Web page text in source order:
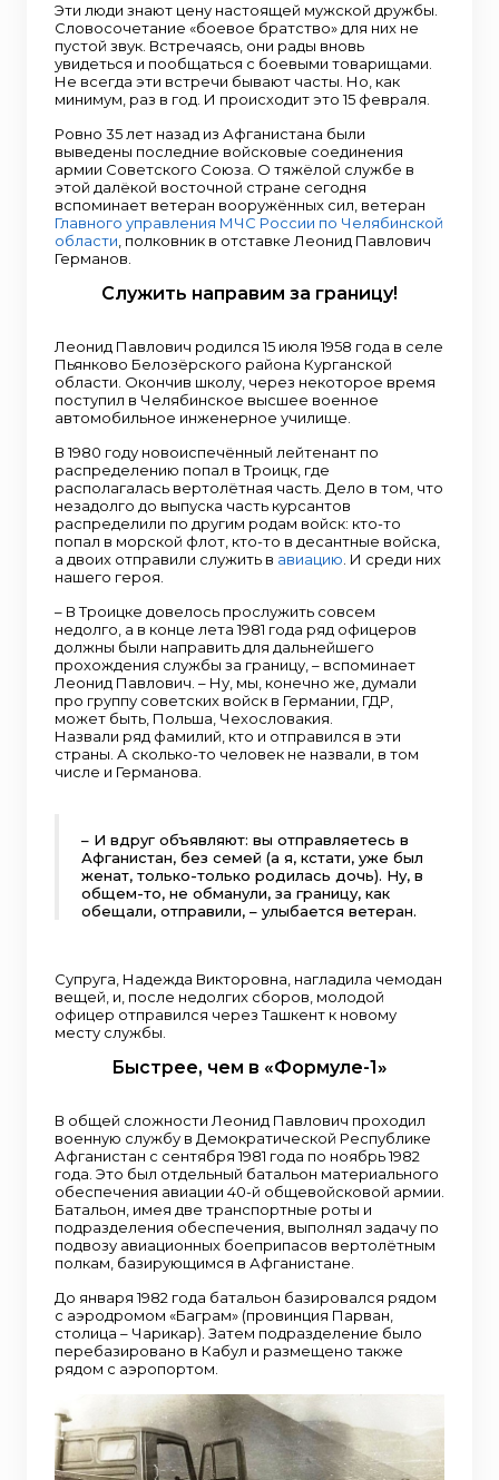
Эти люди знают цену настоящей мужской дружбы.
Словосочетание «боевое братство» для них не
пустой звук. Встречаясь, они рады вновь
увидеться и пообщаться с боевыми товарищами.
Не всегда эти встречи бывают часты. Но, как
минимум, раз в год. И происходит это 15 февраля.
Ровно 35 лет назад из Афганистана были
выведены последние войсковые соединения
армии Советского Союза. О тяжёлой службе в
этой далёкой восточной стране сегодня
вспоминает ветеран вооружённых сил, ветеран
Главного управления МЧС России по Челябинской
области, полковник в отставке Леонид Павлович
Германов.
Служить направим за границу!
Леонид Павлович родился 15 июля 1958 года в селе
Пьянково Белозёрского района Курганской
области. Окончив школу, через некоторое время
поступил в Челябинское высшее военное
автомобильное инженерное училище.
В 1980 году новоиспечённый лейтенант по
распределению попал в Троицк, где
располагалась вертолётная часть. Дело в том, что
незадолго до выпуска часть курсантов
распределили по другим родам войск: кто-то
попал в морской флот, кто-то в десантные войска,
а двоих отправили служить в авиацию. И среди них
нашего героя.
– В Троицке довелось прослужить совсем
недолго, а в конце лета 1981 года ряд офицеров
должны были направить для дальнейшего
прохождения службы за границу, – вспоминает
Леонид Павлович. – Ну, мы, конечно же, думали
про группу советских войск в Германии, ГДР,
может быть, Польша, Чехословакия.
Назвали ряд фамилий, кто и отправился в эти
страны. А сколько-то человек не назвали, в том
числе и Германова.
– И вдруг объявляют: вы отправляетесь в
Афганистан, без семей (а я, кстати, уже был
женат, только-только родилась дочь). Ну, в
общем-то, не обманули, за границу, как
обещали, отправили, – улыбается ветеран.
Супруга, Надежда Викторовна, нагладила чемодан
вещей, и, после недолгих сборов, молодой
офицер отправился через Ташкент к новому
месту службы.
Быстрее, чем в «Формуле-1»
В общей сложности Леонид Павлович проходил
военную службу в Демократической Республике
Афганистан с сентября 1981 года по ноябрь 1982
года. Это был отдельный батальон материального
обеспечения авиации 40-й общевойсковой армии.
Батальон, имея две транспортные роты и
подразделения обеспечения, выполнял задачу по
подвозу авиационных боеприпасов вертолётным
полкам, базирующимся в Афганистане.
До января 1982 года батальон базировался рядом
с аэродромом «Баграм» (провинция Парван,
столица – Чарикар). Затем подразделение было
перебазировано в Кабул и размещено также
рядом с аэропортом.